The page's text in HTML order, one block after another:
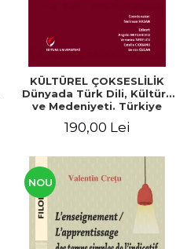
KÜLTÜREL ÇOKSESLİLİK
Dünyada Türk Dili, Kültürü
ve Medeniyeti. Türkiye
Armağan/ POLIFONII
și civilizația turcă în lume.
Centenarului
190,00 Lei
NOU